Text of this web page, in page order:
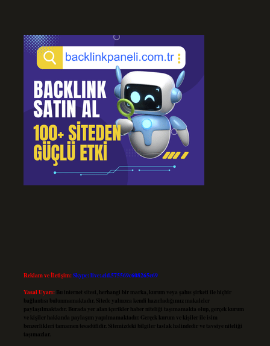
Reklam ve İletişim:Skype: live:.cid.575569c608265c69
Yasal Uyarı: Bu internet sitesi, herhangi bir marka, kurum veya şahıs şirketi ile hiçbir
bağlantısı bulunmamaktadır. Sitede yalnızca kendi hazırladığımız makaleler
paylaşılmaktadır. Burada yer alan içerikler haber niteliği taşımamakta olup, gerçek kurum
ve kişiler hakkında paylaşım yapılmamaktadır. Gerçek kurum ve kişiler ile isim
benzerlikleri tamamen tesadüfidir. Sitemizdeki bilgiler taslak halindedir ve tavsiye niteliği
taşımazlar.